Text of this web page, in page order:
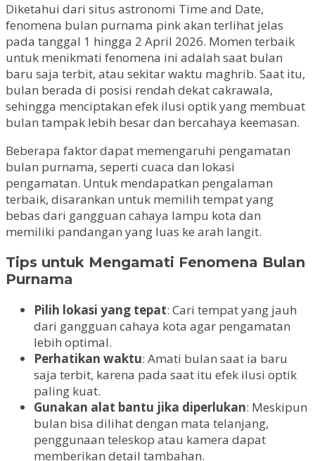
Diketahui dari situs astronomi Time and Date,
fenomena bulan purnama pink akan terlihat jelas
pada tanggal 1 hingga 2 April 2026. Momen terbaik
untuk menikmati fenomena ini adalah saat bulan
baru saja terbit, atau sekitar waktu maghrib. Saat itu,
bulan berada di posisi rendah dekat cakrawala,
sehingga menciptakan efek ilusi optik yang membuat
bulan tampak lebih besar dan bercahaya keemasan.
Beberapa faktor dapat memengaruhi pengamatan
bulan purnama, seperti cuaca dan lokasi
pengamatan. Untuk mendapatkan pengalaman
terbaik, disarankan untuk memilih tempat yang
bebas dari gangguan cahaya lampu kota dan
memiliki pandangan yang luas ke arah langit.
Tips untuk Mengamati Fenomena Bulan
Purnama
Pilih lokasi yang tepat: Cari tempat yang jauh
dari gangguan cahaya kota agar pengamatan
lebih optimal.
Perhatikan waktu: Amati bulan saat ia baru
saja terbit, karena pada saat itu efek ilusi optik
paling kuat.
Gunakan alat bantu jika diperlukan: Meskipun
bulan bisa dilihat dengan mata telanjang,
penggunaan teleskop atau kamera dapat
memberikan detail tambahan.